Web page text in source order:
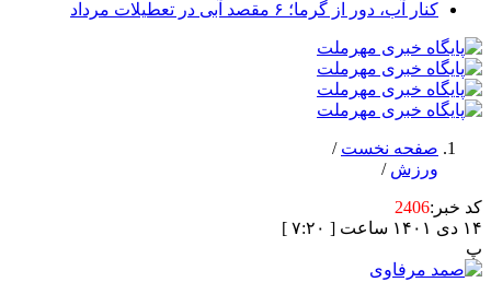
کنار آب، دور از گرما؛ ۶ مقصد آبی در تعطیلات مرداد
صفحه نخست /
ورزش /
کد خبر:2406
۱۴ دی ۱۴۰۱ ساعت [ ۷:۲۰ ]
پ